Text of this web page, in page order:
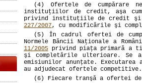
(4) Ofertele de cumpărare
instituţiilor de credit, aşa
privind instituţiile de credit şi
227/2007, cu modificările şi
(5) În cadrul ofertei de
Normele Băncii Naţionale a
11/2005 privind piaţa primară a
şi completările ulterioare. Se
emisiunilor anunţate.
au adjudecat ofertele competitive.
(6) Fiecare tranşă a ofertei de